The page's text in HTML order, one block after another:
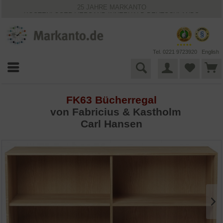
25 JAHRE MARKANTO
KOSTENLOSER VERSAND INNERHALB DEUTSCHLANDS
VIELFÄLTIGE ZAHLUNGSMÖGLICHKEITEN
BESTPRICE-GARANTIE
Tel. 0221 9723920 English
FK63 Bücherregal
von Fabricius & Kastholm
Carl Hansen